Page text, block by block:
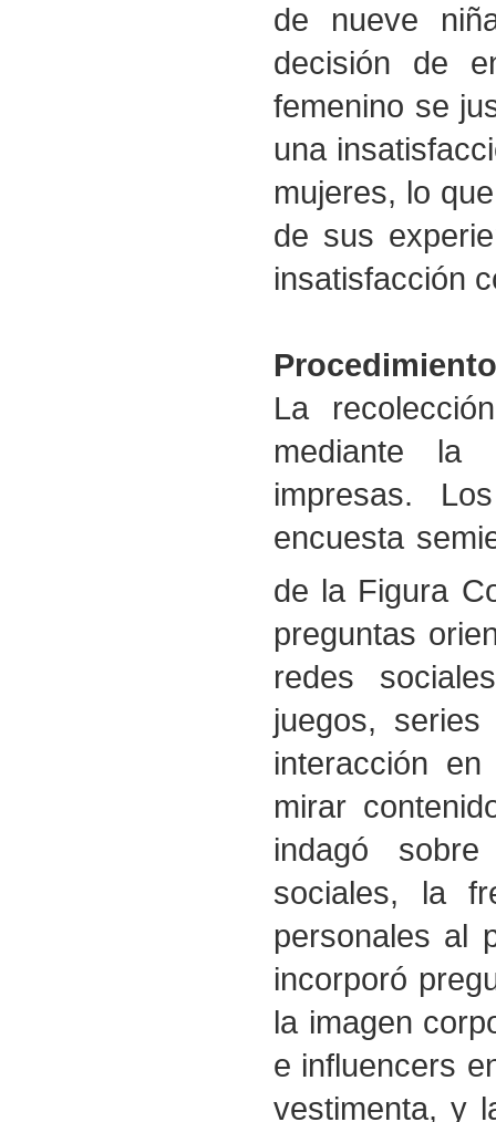
de nueve
decisión de
femenino se
una
mujeres, lo
de sus
insatisfacción
La
mediante la
impresas.
encuesta
de la Figura
preguntas
redes
juegos,
interacción
mirar
indagó
sociales, la
personales al
incorporó
la imagen
e influencers
vestimenta, y